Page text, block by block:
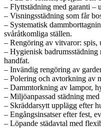
– Flyttstädning med garanti –
– Visningsstädning som får
– Systematisk
svåråtkomliga ställen.
– Rengöring av vitvaror:
– Hygienisk
handfat.
– Invändig rengöring av
– Polering och avtorkning av
– Dammtorkning av lampor,
– Miljöanpassad städning
– Skräddarsytt upplägg efter
– Engångsinsatser efter fest,
– Löpande städavtal med